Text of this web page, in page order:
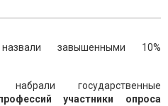
завышенными 10%
государственные
участники опроса